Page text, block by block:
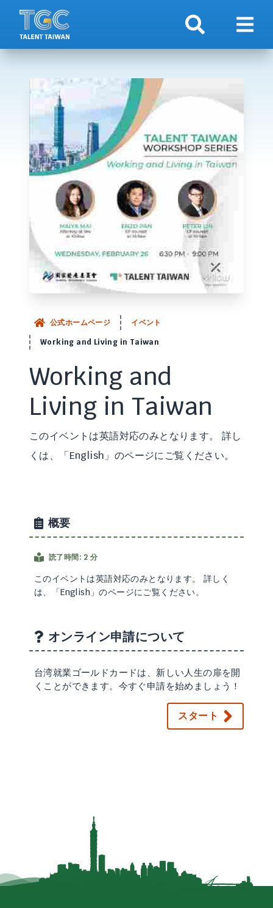
検索 ナビ
公式ホームページ
イベント
Working and Living in Taiwan
Working and
Living in Taiwan
このイベントは英語対応のみとなります。 詳し
くは、「English」のページにご覧ください。
概要
読了時間: 2 分
このイベントは英語対応のみとなります。 詳しく
は、「English」のページにご覧ください。
オンライン申請について
台湾就業ゴールドカードは、新しい人生の扉を開
くことができます。今すぐ申請を始めましょう！
スタート